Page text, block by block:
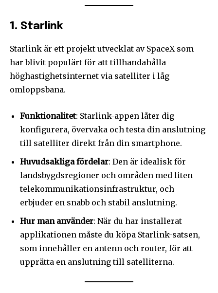
1. Starlink
Starlink är ett projekt utvecklat av SpaceX som
har blivit populärt för att tillhandahålla
höghastighetsinternet via satelliter i låg
omloppsbana.
Funktionalitet: Starlink-appen låter dig
konfigurera, övervaka och testa din anslutning
till satelliter direkt från din smartphone.
Huvudsakliga fördelar: Den är idealisk för
landsbygdsregioner och områden med liten
telekommunikationsinfrastruktur, och
erbjuder en snabb och stabil anslutning.
Hur man använder: När du har installerat
applikationen måste du köpa Starlink-satsen,
som innehåller en antenn och router, för att
upprätta en anslutning till satelliterna.